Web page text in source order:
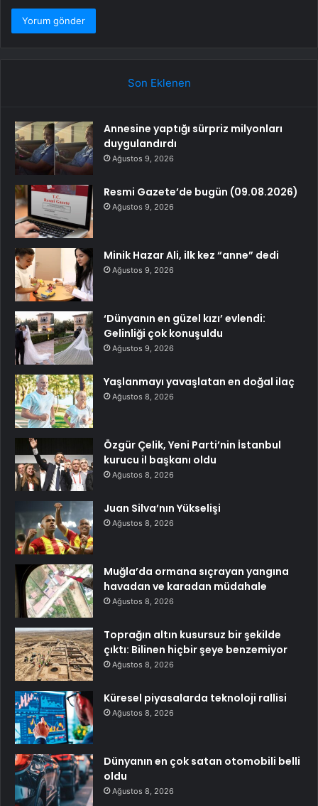
Son Eklenen
Annesine yaptığı sürpriz milyonları
duygulandırdı
Ağustos 9, 2026
Resmi Gazete’de bugün (09.08.2026)
Ağustos 9, 2026
Minik Hazar Ali, ilk kez “anne” dedi
Ağustos 9, 2026
‘Dünyanın en güzel kızı’ evlendi:
Gelinliği çok konuşuldu
Ağustos 9, 2026
Yaşlanmayı yavaşlatan en doğal ilaç
Ağustos 8, 2026
Özgür Çelik, Yeni Parti’nin İstanbul
kurucu il başkanı oldu
Ağustos 8, 2026
Juan Silva’nın Yükselişi
Ağustos 8, 2026
Muğla’da ormana sıçrayan yangına
havadan ve karadan müdahale
Ağustos 8, 2026
Toprağın altın kusursuz bir şekilde
çıktı: Bilinen hiçbir şeye benzemiyor
Ağustos 8, 2026
Küresel piyasalarda teknoloji rallisi
Ağustos 8, 2026
Dünyanın en çok satan otomobili belli
oldu
Ağustos 8, 2026